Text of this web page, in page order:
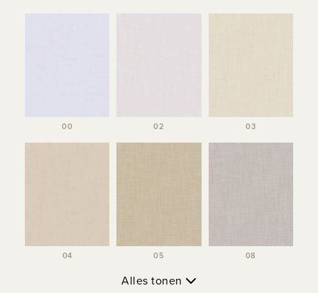
00 02 03
04 05 08
Alles tonen